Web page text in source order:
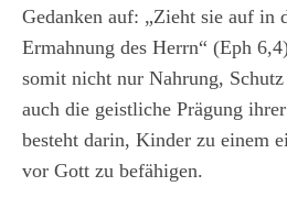
Gedanken auf: „Zieht sie auf in
Ermahnung des Herrn“ (Eph
somit nicht nur Nahrung,
auch die geistliche Prägung
besteht darin, Kinder zu einem
vor Gott zu befähigen.